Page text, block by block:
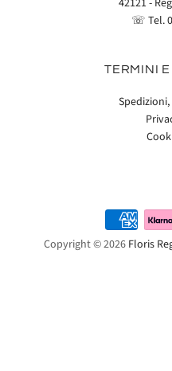
42121 -
☏ Tel.
TERMINI
Copyright © 2026 Floris